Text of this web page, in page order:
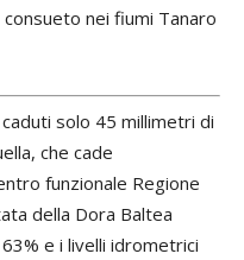
nei fiumi Tanaro
solo 45 millimetri di
che cade
funzionale Regione
della Dora Baltea
e i livelli idrometrici